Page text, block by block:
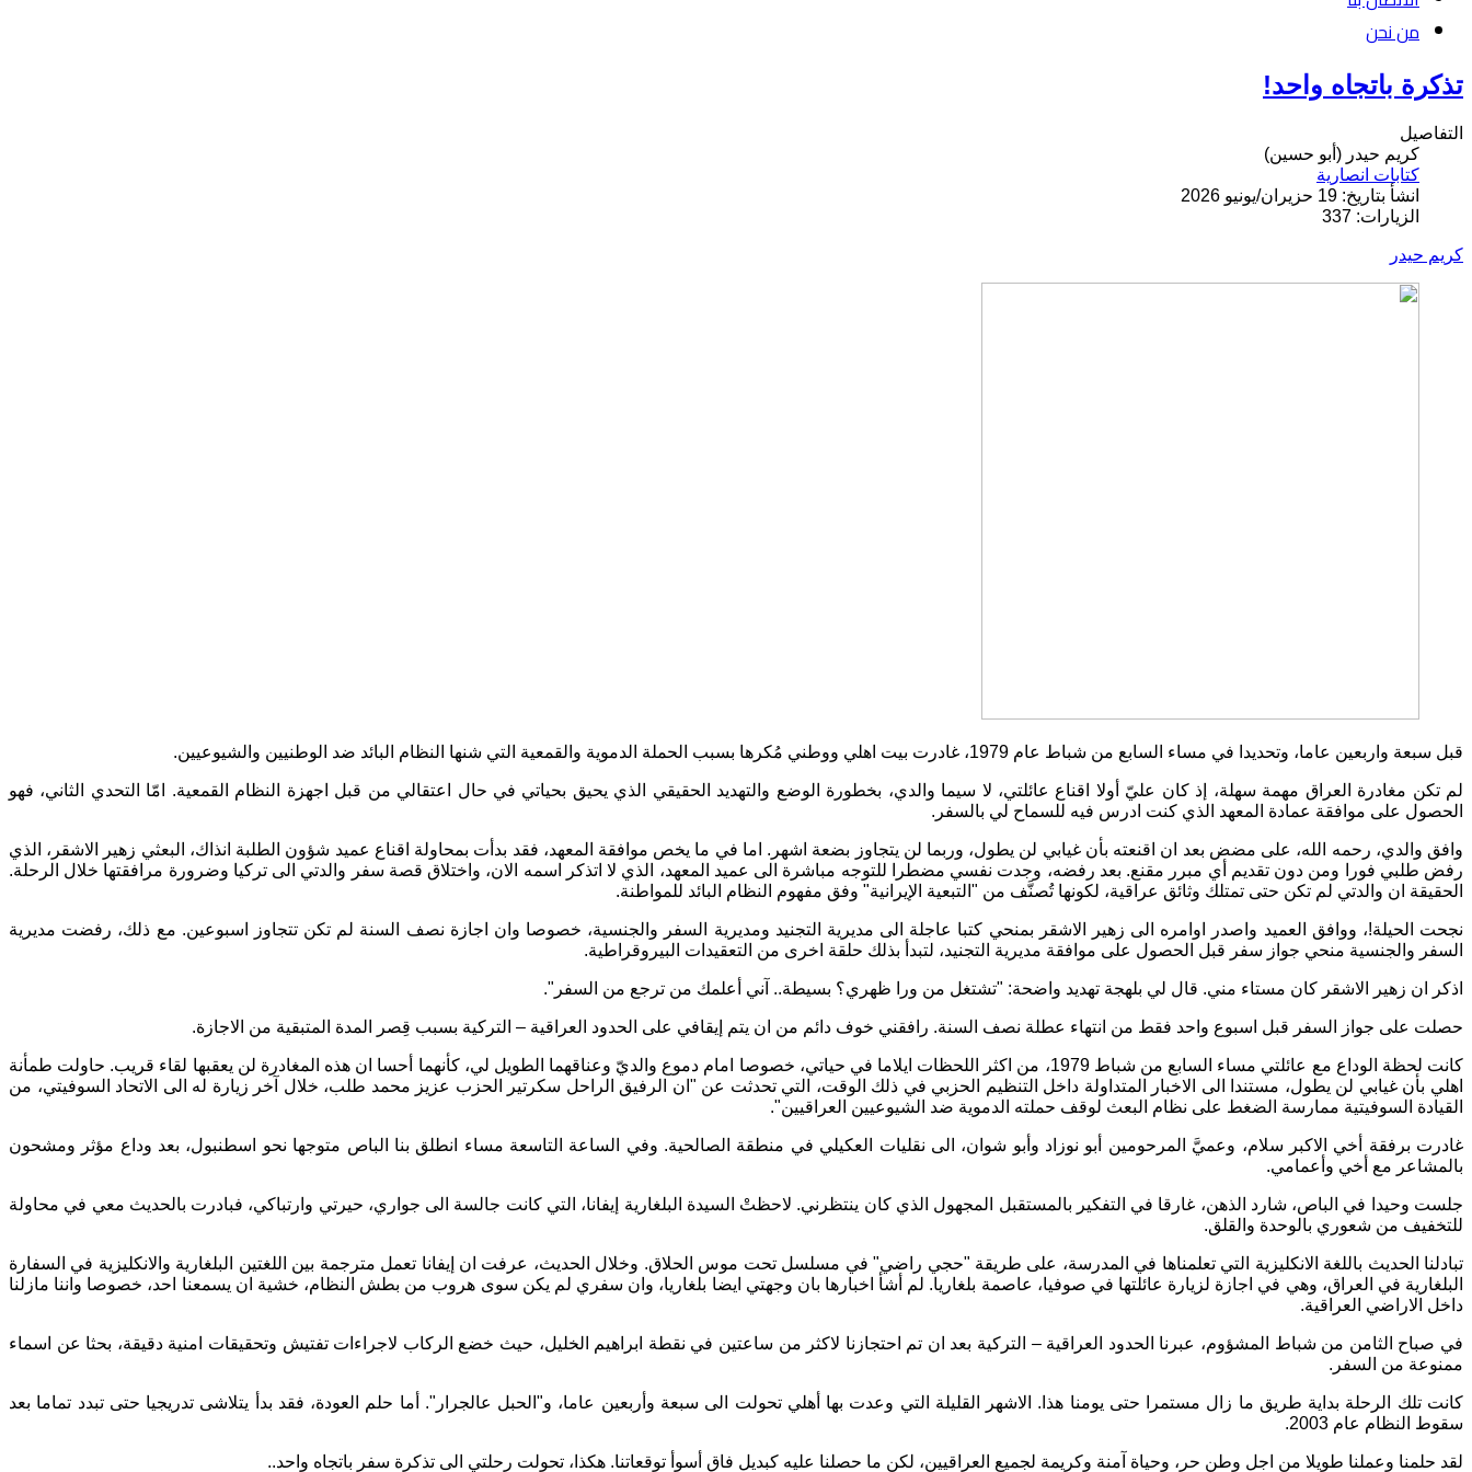
من نحن
تذكرة باتجاه واحد!
التفاصيل
كريم حيدر (أبو حسين)
كتابات انصارية
انشأ بتاريخ: 19 حزيران/يونيو 2026
الزيارات: 337
كريم حيدر
قبل سبعة واربعين عاما، وتحديدا في مساء السابع من شباط عام 1979، غادرت بيت اهلي ووطني مُكرها بسبب الحملة الدموية والقمعية التي شنها النظام البائد ضد الوطنيين والشيوعيين.
لم تكن مغادرة العراق مهمة سهلة، إذ كان عليّ أولا اقناع عائلتي، لا سيما والدي، بخطورة الوضع والتهديد الحقيقي الذي يحيق بحياتي في حال اعتقالي من قبل اجهزة النظام القمعية. امّا التحدي الثاني، فهو
الحصول على موافقة عمادة المعهد الذي كنت ادرس فيه للسماح لي بالسفر.
وافق والدي، رحمه الله، على مضض بعد ان اقنعته بأن غيابي لن يطول، وربما لن يتجاوز بضعة اشهر. اما في ما يخص موافقة المعهد، فقد بدأت بمحاولة اقناع عميد شؤون الطلبة انذاك، البعثي زهير الاشقر، الذي
رفض طلبي فورا ومن دون تقديم أي مبرر مقنع. بعد رفضه، وجدت نفسي مضطرا للتوجه مباشرة الى عميد المعهد، الذي لا اتذكر اسمه الان، واختلاق قصة سفر والدتي الى تركيا وضرورة مرافقتها خلال الرحلة.
الحقيقة ان والدتي لم تكن حتى تمتلك وثائق عراقية، لكونها تُصنَّف من "التبعية الإيرانية" وفق مفهوم النظام البائد للمواطنة.
نجحت الحيلة!، ووافق العميد واصدر اوامره الى زهير الاشقر بمنحي كتبا عاجلة الى مديرية التجنيد ومديرية السفر والجنسية، خصوصا وان اجازة نصف السنة لم تكن تتجاوز اسبوعين. مع ذلك، رفضت مديرية
السفر والجنسية منحي جواز سفر قبل الحصول على موافقة مديرية التجنيد، لتبدأ بذلك حلقة اخرى من التعقيدات البيروقراطية.
اذكر ان زهير الاشقر كان مستاء مني. قال لي بلهجة تهديد واضحة: "تشتغل من ورا ظهري؟ بسيطة.. آني أعلمك من ترجع من السفر".
حصلت على جواز السفر قبل اسبوع واحد فقط من انتهاء عطلة نصف السنة. رافقني خوف دائم من ان يتم إيقافي على الحدود العراقية – التركية بسبب قِصر المدة المتبقية من الاجازة.
كانت لحظة الوداع مع عائلتي مساء السابع من شباط 1979، من اكثر اللحظات ايلاما في حياتي، خصوصا امام دموع والديّ وعناقهما الطويل لي، كأنهما أحسا ان هذه المغادرة لن يعقبها لقاء قريب. حاولت طمأنة
اهلي بأن غيابي لن يطول، مستندا الى الاخبار المتداولة داخل التنظيم الحزبي في ذلك الوقت، التي تحدثت عن "ان الرفيق الراحل سكرتير الحزب عزيز محمد طلب، خلال آخر زيارة له الى الاتحاد السوفيتي، من
القيادة السوفيتية ممارسة الضغط على نظام البعث لوقف حملته الدموية ضد الشيوعيين العراقيين".
غادرت برفقة أخي الاكبر سلام، وعميَّ المرحومين أبو نوزاد وأبو شوان، الى نقليات العكيلي في منطقة الصالحية. وفي الساعة التاسعة مساء انطلق بنا الباص متوجها نحو اسطنبول، بعد وداع مؤثر ومشحون
بالمشاعر مع أخي وأعمامي.
جلست وحيدا في الباص، شارد الذهن، غارقا في التفكير بالمستقبل المجهول الذي كان ينتظرني. لاحظتْ السيدة البلغارية إيفانا، التي كانت جالسة الى جواري، حيرتي وارتباكي، فبادرت بالحديث معي في محاولة
للتخفيف من شعوري بالوحدة والقلق.
تبادلنا الحديث باللغة الانكليزية التي تعلمناها في المدرسة، على طريقة "حجي راضي" في مسلسل تحت موس الحلاق. وخلال الحديث، عرفت ان إيفانا تعمل مترجمة بين اللغتين البلغارية والانكليزية في السفارة
البلغارية في العراق، وهي في اجازة لزيارة عائلتها في صوفيا، عاصمة بلغاريا. لم أشأ اخبارها بان وجهتي ايضا بلغاريا، وان سفري لم يكن سوى هروب من بطش النظام، خشية ان يسمعنا احد، خصوصا واننا مازلنا
داخل الاراضي العراقية.
في صباح الثامن من شباط المشؤوم، عبرنا الحدود العراقية – التركية بعد ان تم احتجازنا لاكثر من ساعتين في نقطة ابراهيم الخليل، حيث خضع الركاب لاجراءات تفتيش وتحقيقات امنية دقيقة، بحثا عن اسماء
ممنوعة من السفر.
كانت تلك الرحلة بداية طريق ما زال مستمرا حتى يومنا هذا. الاشهر القليلة التي وعدت بها أهلي تحولت الى سبعة وأربعين عاما، و"الحبل عالجرار". أما حلم العودة، فقد بدأ يتلاشى تدريجيا حتى تبدد تماما بعد
سقوط النظام عام 2003.
لقد حلمنا وعملنا طويلا من اجل وطن حر، وحياة آمنة وكريمة لجميع العراقيين، لكن ما حصلنا عليه كبديل فاق أسوأ توقعاتنا. هكذا، تحولت رحلتي الى تذكرة سفر باتجاه واحد..